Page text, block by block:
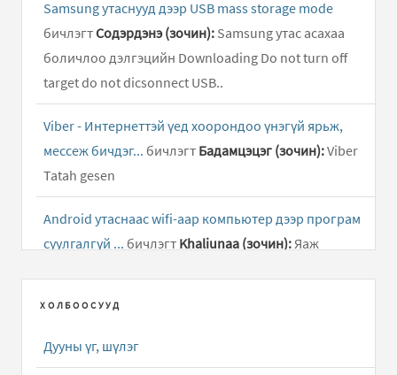
Samsung утаснууд дээр USB mass storage mode
бичлэгт
Содэрдэнэ (зочин): Samsung утас асахаа
боличлоо дэлгэцийн Downloading Do not turn off
target do not dicsonnect USB..
Viber - Интернеттэй үед хоорондоо үнэгүй ярьж,
мессеж бичдэг... бичлэгт Бадамцэцэг (зочин):Viber
Tatah gesen
Android утаснаас wifi-аар компьютер дээр програм
суулгалгүй ... бичлэгт Khaliunaa (зочин):Яаж
Facebook app - Фэйсбүүк сайтын апп татах
ХОЛБООСУУД
Дууны үг, шүлэг